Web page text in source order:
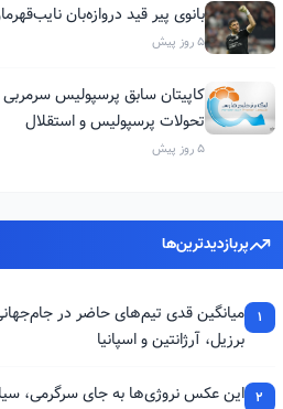
بانوی پیر قید دروازه‌بان
5 روز پیش
کاپیتان سابق پرسپولیس
تحولات پرسپولیس و استقلال
5 روز پیش
پربازدیدترین‌ها
1
میانگین قدی تیم‌های حاضر در جام‌جهانی؛
برزیل، آرژانتین و اسپانیا
2 این عکس نروژی‌ها به جای سرگرمی،